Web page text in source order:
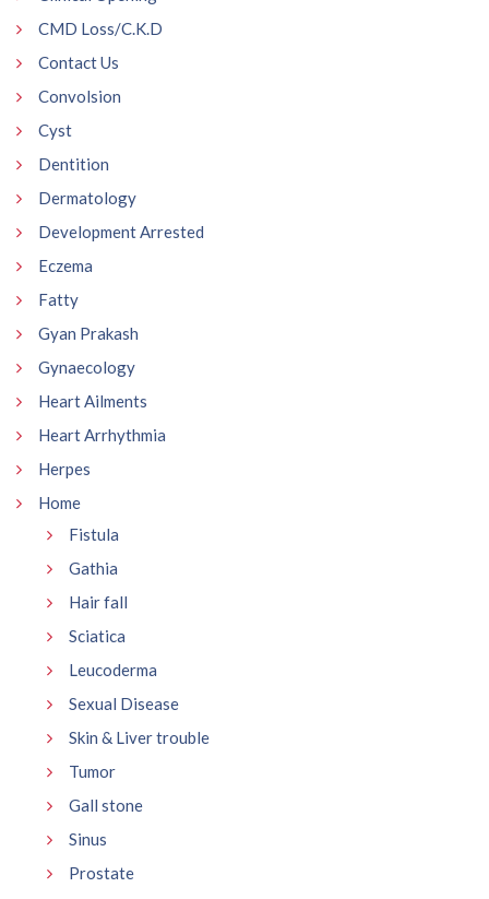
CMD Loss/C.K.D
Contact Us
Convolsion
Cyst
Dentition
Dermatology
Development Arrested
Eczema
Fatty
Gyan Prakash
Gynaecology
Heart Ailments
Heart Arrhythmia
Herpes
Home
Fistula
Gathia
Hair fall
Sciatica
Leucoderma
Sexual Disease
Skin & Liver trouble
Tumor
Gall stone
Sinus
Prostate